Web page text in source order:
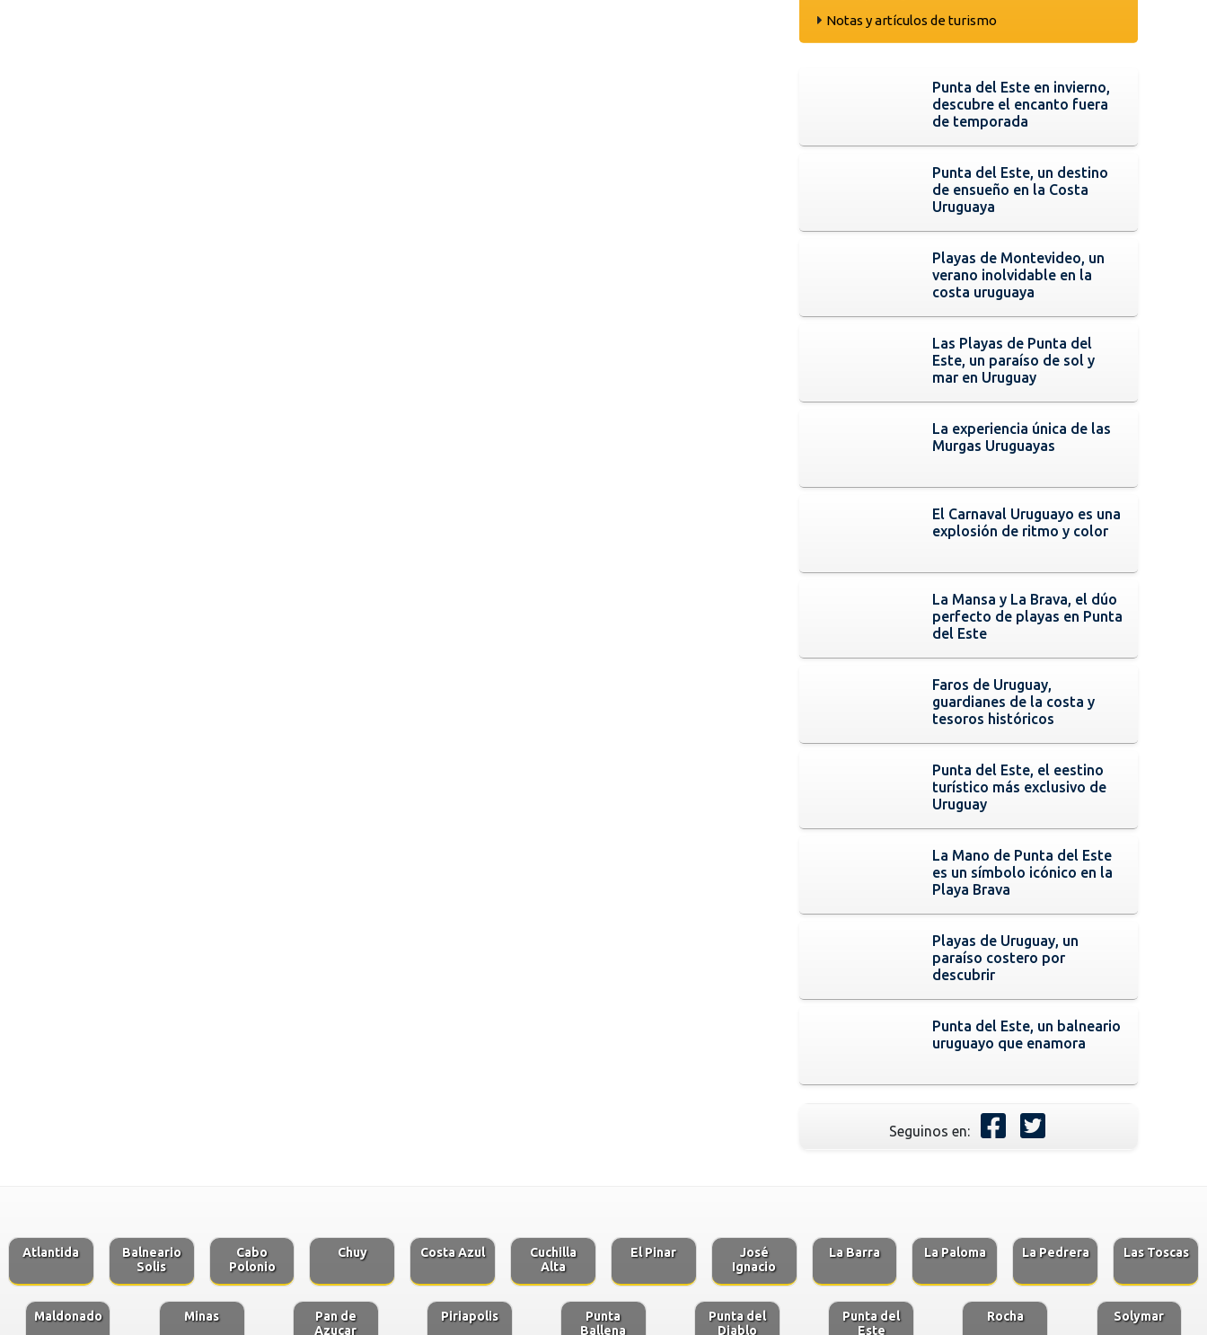
Notas y artículos de turismo
Punta del Este en invierno,
descubre el encanto fuera
de temporada
Punta del Este, un destino
de ensueño en la Costa
Uruguaya
Playas de Montevideo, un
verano inolvidable en la
costa uruguaya
Las Playas de Punta del
Este, un paraíso de sol y
mar en Uruguay
La experiencia única de las
Murgas Uruguayas
El Carnaval Uruguayo es una
explosión de ritmo y color
La Mansa y La Brava, el dúo
perfecto de playas en Punta
del Este
Faros de Uruguay,
guardianes de la costa y
tesoros históricos
Punta del Este, el eestino
turístico más exclusivo de
Uruguay
La Mano de Punta del Este
es un símbolo icónico en la
Playa Brava
Playas de Uruguay, un
paraíso costero por
descubrir
Punta del Este, un balneario
uruguayo que enamora
Seguinos en:
Atlantida
Balneario
Solis
Cabo
Polonio
Chuy Costa Azul
Cuchilla
Alta
El Pinar
José
Ignacio
La Barra La Paloma La Pedrera Las Toscas
Maldonado Minas
Pan de
Azucar
Piriapolis
Punta
Ballena
Punta del
Diablo
Punta del
Este
Rocha Solymar